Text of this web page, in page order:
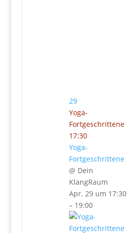
29
Yoga-
Fortgeschrittene
17:30
Yoga-
Fortgeschrittene
@ Dein
KlangRaum
Apr. 29 um 17:30
– 19:00